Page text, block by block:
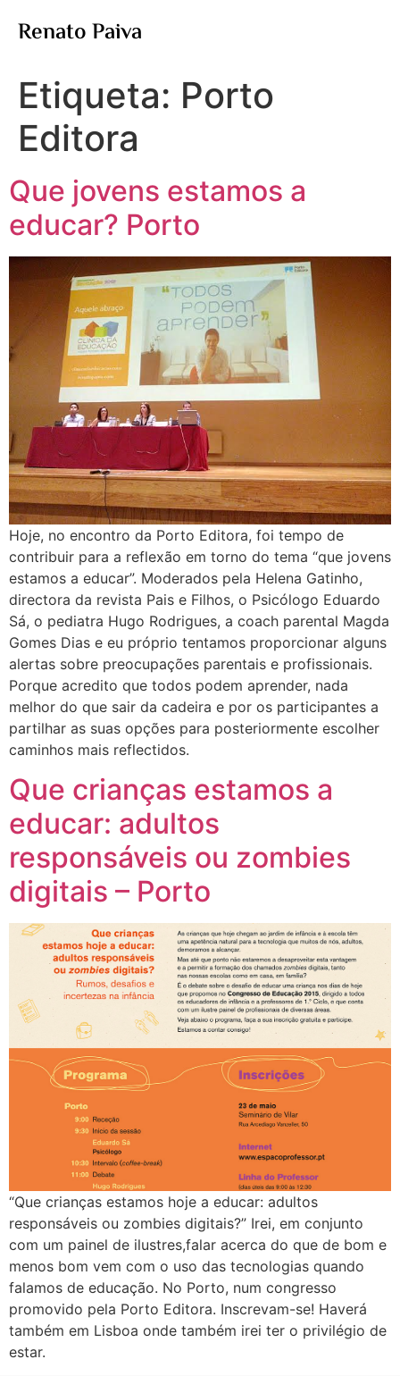
Renato Paiva
Etiqueta: Porto
Editora
Que jovens estamos a
educar? Porto
Hoje, no encontro da Porto Editora, foi tempo de
contribuir para a reflexão em torno do tema “que jovens
estamos a educar”. Moderados pela Helena Gatinho,
directora da revista Pais e Filhos, o Psicólogo Eduardo
Sá, o pediatra Hugo Rodrigues, a coach parental Magda
Gomes Dias e eu próprio tentamos proporcionar alguns
alertas sobre preocupações parentais e profissionais.
Porque acredito que todos podem aprender, nada
melhor do que sair da cadeira e por os participantes a
partilhar as suas opções para posteriormente escolher
caminhos mais reflectidos.
Que crianças estamos a
educar: adultos
responsáveis ou zombies
digitais – Porto
“Que crianças estamos hoje a educar: adultos
responsáveis ou zombies digitais?” Irei, em conjunto
com um painel de ilustres,falar acerca do que de bom e
menos bom vem com o uso das tecnologias quando
falamos de educação. No Porto, num congresso
promovido pela Porto Editora. Inscrevam-se! Haverá
também em Lisboa onde também irei ter o privilégio de
estar.